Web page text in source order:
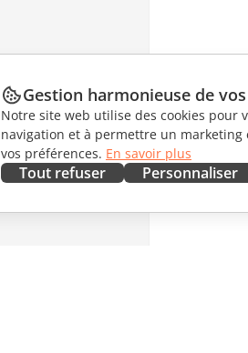
Gestion harmonieuse de
Notre site web utilise des cookies pour
navigation et à permettre un
vos préférences. En savoir plus
Tout refuser Personnaliser